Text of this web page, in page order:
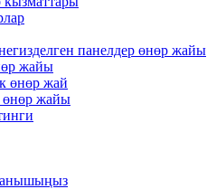
панелдер өнөр жайы
жайы
өнөр жай
жайы